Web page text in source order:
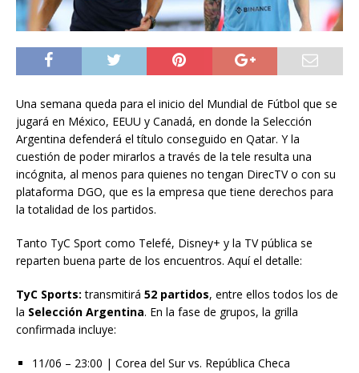
Una semana queda para el inicio del Mundial de Fútbol que se
jugará en México, EEUU y Canadá, en donde la Selección
Argentina defenderá el título conseguido en Qatar. Y la
cuestión de poder mirarlos a través de la tele resulta una
incógnita, al menos para quienes no tengan DirecTV o con su
plataforma DGO, que es la empresa que tiene derechos para
la totalidad de los partidos.
Tanto TyC Sport como Telefé, Disney+ y la TV pública se
reparten buena parte de los encuentros. Aquí el detalle:
TyC Sports: transmitirá 52 partidos, entre ellos todos los de
la Selección Argentina. En la fase de grupos, la grilla
confirmada incluye:
11/06 – 23:00 | Corea del Sur vs. República Checa